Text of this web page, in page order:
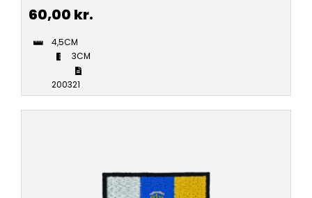
60,00 kr.
4,5CM
3CM
200321